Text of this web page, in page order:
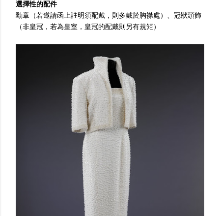
選擇性的配件
勳章（若邀請函上註明須配戴，則多戴於胸襟處）、冠狀頭飾
（非皇冠，若為皇室，皇冠的配戴則另有規矩）